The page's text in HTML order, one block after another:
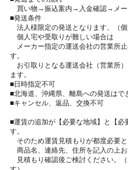
買い物→振込案内→入金確認→メー
■発送条件
法人様限定の発送となります。（個
個人宅や受取りが難しい場合は
メーカー指定の運送会社の営業所
す。
お引取りとなる運送会社（営業所
ます。
■日時指定不可
■北海道、沖縄県、離島への発送はで
■キャンセル、返品、交換不可
■運賃の追加が【必要な地域】と【必
す。
そのため運賃見積もりが都度必要と
商品名、連絡先、住所を記入の上お
見積もり確認後ご検討ください。